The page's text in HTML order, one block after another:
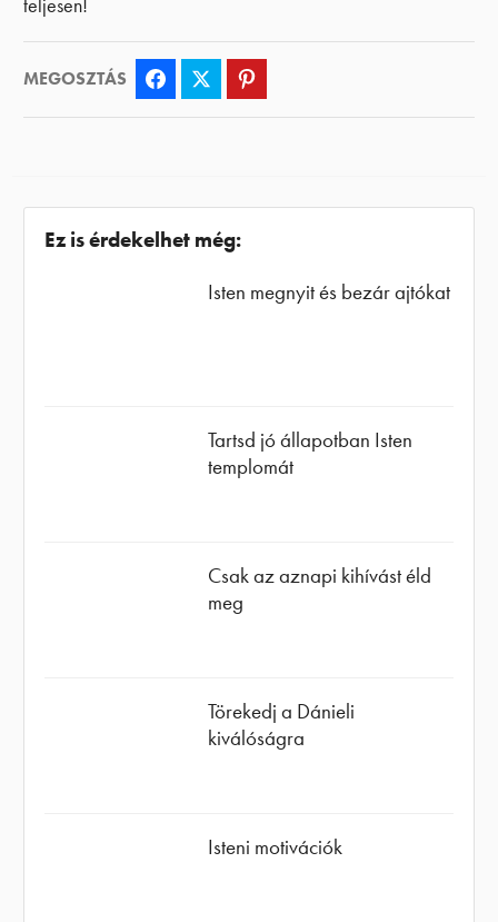
teljesen!
MEGOSZTÁS Facebook Twitter
Ez is érdekelhet még:
Isten megnyit és bezár ajtókat
Tartsd jó állapotban Isten
templomát
Csak az aznapi kihívást éld
meg
Törekedj a Dánieli
kiválóságra
Isteni motivációk